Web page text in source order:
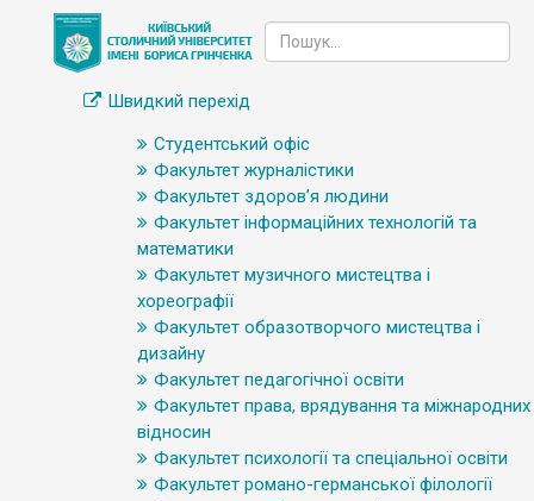
Швидкий перехід
Студентський офіс
Факультет журналістики
Факультет здоров’я людини
Факультет інформаційних технологій та
математики
Факультет музичного мистецтва і
хореографії
Факультет образотворчого мистецтва і
дизайну
Факультет педагогічної освіти
Факультет права, врядування та міжнародних
відносин
Факультет психології та спеціальної освіти
Факультет романо-германської філології